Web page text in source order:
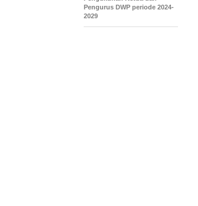
Pengurus DWP periode 2024-
2029